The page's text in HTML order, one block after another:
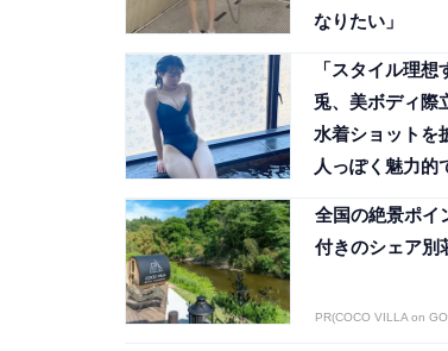
なりたい」
「スタイル理
兎、美ボディ際
水着ショットを
人っぽく魅力的
全国の絶景ポイ
付きのシェア別
PR(COCO VILLA on